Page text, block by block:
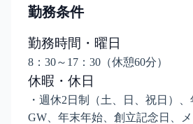
勤務条件
勤務時間・曜日
8：30～17：30（休憩60分）
休暇・休日
・週休2日制（土、日、祝日）、
GW、年末年始、創立記念日、